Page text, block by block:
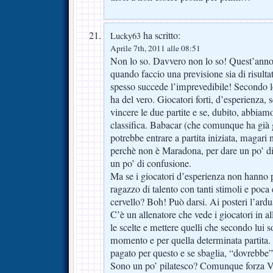
Lucky63 ha scritto:
Aprile 7th, 2011 alle 08:51
Non lo so. Davvero non lo so!
quando faccio una previsione sia di
spesso succede l’imprevedibile!
ha del vero. Giocatori forti, d’esperienza,
vincere le due partite e se, dubito,
classifica. Babacar (che comunque ha già
potrebbe entrare a partita iniziata,
perchè non è Maradona, per dare un po’
un po’ di confusione.
Ma se i giocatori d’esperienza non
ragazzo di talento con tanti stimoli e poca
cervello? Boh! Può darsi. Ai posteri
C’è un allenatore che vede i giocatori in
le scelte e mettere quelli che secondo lui
momento e per quella determinata
pagato per questo e se sbaglia,
Sono un po’ pilatesco? Comunque forza